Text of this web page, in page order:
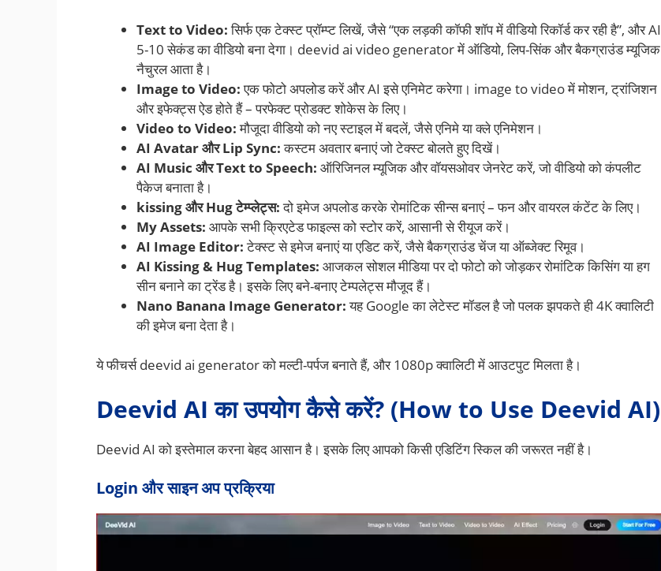
Text to Video:सिर्फ एक टेक्स्ट प्रॉम्प्ट लिखें, जैसे “एक लड़की कॉफी शॉप में वीडियो रिकॉर्ड कर रही है”, और AI
5-10 सेकंड का वीडियो बना देगा। deevid ai video generator में ऑडियो, लिप-सिंक और बैकग्राउंड म्यूजिक
नैचुरल आता है।
Image to Video:एक फोटो अपलोड करें और AI इसे एनिमेट करेगा। image to video में मोशन, ट्रांजिशन
और इफेक्ट्स ऐड होते हैं – परफेक्ट प्रोडक्ट शोकेस के लिए।
Video to Video:मौजूदा वीडियो को नए स्टाइल में बदलें, जैसे एनिमे या क्ले एनिमेशन।
AI Avatar और Lip Sync:कस्टम अवतार बनाएं जो टेक्स्ट बोलते हुए दिखें।
AI Music और Text to Speech: ऑरिजिनल म्यूजिक और वॉयसओवर जेनरेट करें, जो वीडियो को कंपलीट
पैकेज बनाता है।
kissing और Hug टेम्प्लेट्स:दो इमेज अपलोड करके रोमांटिक सीन्स बनाएं – फन और वायरल कंटेंट के लिए।
My Assets: आपके सभी क्रिएटेड फाइल्स को स्टोर करें, आसानी से रीयूज करें।
AI Image Editor:टेक्स्ट से इमेज बनाएं या एडिट करें, जैसे बैकग्राउंड चेंज या ऑब्जेक्ट रिमूव।
AI Kissing & Hug Templates: आजकल सोशल मीडिया पर दो फोटो को जोड़कर रोमांटिक किसिंग या हग
सीन बनाने का ट्रेंड है। इसके लिए बने-बनाए टेम्पलेट्स मौजूद हैं।
Nano Banana Image Generator:यह Google का लेटेस्ट मॉडल है जो पलक झपकते ही 4K क्वालिटी
की इमेज बना देता है।
ये फीचर्स deevid ai generator को मल्टी-पर्पज बनाते हैं, और 1080p क्वालिटी में आउटपुट मिलता है।
Deevid AI का उपयोग कैसे करें? (How to Use Deevid AI)
Deevid AI को इस्तेमाल करना बेहद आसान है। इसके लिए आपको किसी एडिटिंग स्किल की जरूरत नहीं है।
Login और साइन अप प्रक्रिया